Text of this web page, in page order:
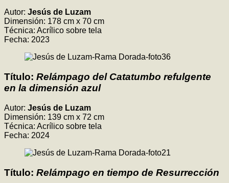
Autor: Jesús de Luzam
Dimensión: 178 cm x 70 cm
Técnica: Acrílico sobre tela
Fecha: 2023
Título: Relámpago del Catatumbo refulgente
en la dimensión azul
Autor: Jesús de Luzam
Dimensión: 139 cm x 72 cm
Técnica: Acrílico sobre tela
Fecha: 2024
Título: Relámpago en tiempo de Resurrección